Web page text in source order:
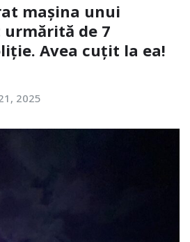
mașina unui
de 7
Avea cuțit la ea!
2025